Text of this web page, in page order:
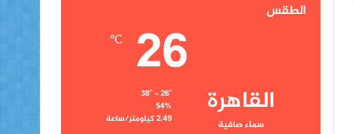
الطقس
القاهرة
سماء صافية
26
℃
54%
2.49 كيلومتر/ساعة